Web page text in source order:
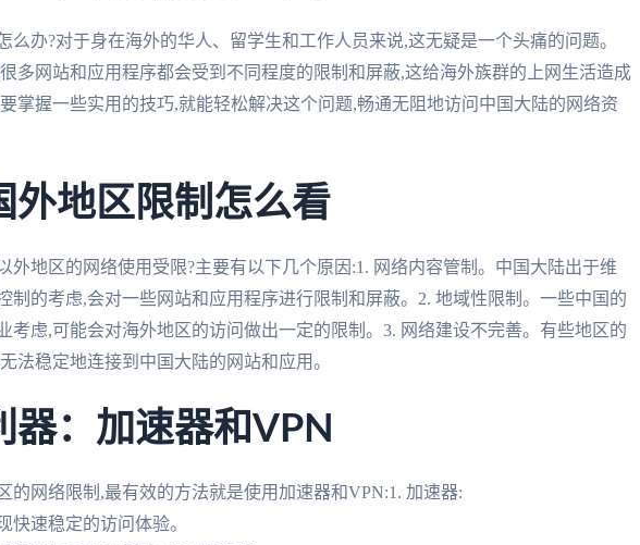
么办?对于身在海外的华人、留学生和工作人员来说,这无疑是一个头痛的问题。
多网站和应用程序都会受到不同程度的限制和屏蔽,这给海外族群的上网生活造成
掌握一些实用的技巧,就能轻松解决这个问题,畅通无阻地访问中国大陆的网络资
外地区限制怎么看
外地区的网络使用受限?主要有以下几个原因:1. 网络内容管制。中国大陆出于维
制的考虑,会对一些网站和应用程序进行限制和屏蔽。2. 地域性限制。一些中国的
考虑,可能会对海外地区的访问做出一定的限制。3. 网络建设不完善。有些地区的
法稳定地连接到中国大陆的网站和应用。
器：加速器和VPN
的网络限制,最有效的方法就是使用加速器和VPN:1. 加速器:
快速稳定的访问体验。